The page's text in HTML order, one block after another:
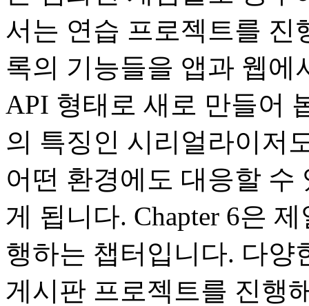
서는 연습 프로젝트를 진
록의 기능들을 앱과 웹에
API 형태로 새로 만들어
의 특징인 시리얼라이저
어떤 환경에도 대응할 수
게 됩니다. Chapter 6은
행하는 챕터입니다. 다양
게시판 프로젝트를 진행